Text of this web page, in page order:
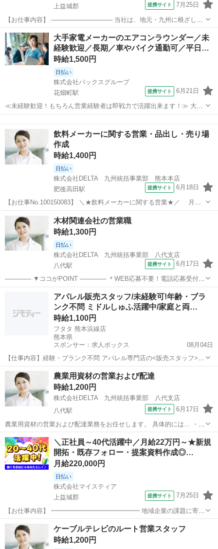
上益城郡
提携サイト 7月25日
【お仕事内容】 ────────────── 当社は、地元・九州に根ざした
人材サービス企業として、地域企業の成長を支える事業を展開してい
ます。 本ポジションでは、当社の主力事業である?人材派遣・人材紹
介サービスの営業担当?と...
熊本 上益城郡 営業
大手家電メーカーのエアコンラウンダー／未
経験歓迎／長期／車やバイク通勤可／平日…
時給1,500円
日払い
株式会社バックスグループ
花畑町駅
提携サイト 6月21日
≪未経験歓迎！もちろん営業経験者は即戦力で活躍出来ます！≫ 大手
家電メーカーの営業担当として、熊本エリアの家電量販店などの店舗
を巡回し、 販売促進や営業活動を行うお仕事。 取り扱う商品はエアコ
ンになります。 ■お仕事詳細...
飲料メーカーに関する営業・品出し・売り場
作成
時給1,400円
日払い
株式会社DELTA 九州統括事業部 熊本本店
肥後高田駅
提携サイト 6月18日
【お仕事No.100150083】 ＼★飲料メーカーに関する営業★／ 月収
22万円以上 日払い・週払いOK 接客経験が活かせる 八代・宇城
エリアの スーパー・ドラッグストア・ディスカウントストアを訪問
し、 当社製品...
熊本 肥後高田駅 営業
木材関連会社の営業職
時給1,300円
日払い
株式会社DELTA 九州統括事業部 八代支店
八代駅
提携サイト 6月17日
────── ▼ココがPOINT ────── ＊WEB応募不要！電話応募受付
中！ TEL：0965-45-9717(平日9時～18時) ＊定着率92％！創業100年
の老舗木材会社 ＊ノルマなし！残業すくなめです◎ ───...
八代市 八代駅 営業
アパレル販売スタッフ/未経験可!年齢・ブラ
ンク不問 ミドルしゅふ活躍中/家庭と両…
時給1,100円
フタタ 熊本浜線店
熊本県
スポンサー：求人ボックス
08月04日
【仕事内容】経験・ブランク不問 アパレル専門店の<販売スタッフ>募
集 家庭や子育てと両立OK!/ 週1日 1日1時間～ 扶養内OK!時間曜日応相
談 ミドルしゅふスタッフ活躍中 <お仕事内容> フタタででスーツ、ワ
イシャツの販売や接...
アルバイト・パート
農業用資材の営業および配達
時給1,200円
株式会社DELTA 九州統括事業部 八代支店
八代駅
提携サイト 6月17日
農業用資材の営業および配達業務をお任せします。 具体的には… ・農
家さんへの資材(肥料・農薬など)の提案営業 ・商品の配達(社用車使用)
・既存顧客中心の対応 →野菜や農業の知識をイチから学べる環境で
す！ 【この他に...
熊本 八代市 八代駅 営業
＼正社員～40代活躍中／月給22万円～★新規
開拓・既存フォロー・提案資料作成◎…
月給220,000円
日払い
株式会社マイスティア
上益城郡
提携サイト 7月25日
【お仕事内容】 ━━━━━━━━━━━━━━ 地域企業の課題に寄り
添い、人と企業をつなぐやりがいの大きい仕事です。 これまでのご経
験を活かしながら、九州の産業を支える一員として成長していただけ
る環境をご用意しています。 ま...
熊本 営業
ケーブルテレビのルート営業スタッフ
時給1,200円